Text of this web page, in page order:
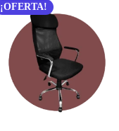
¡OFERTA!